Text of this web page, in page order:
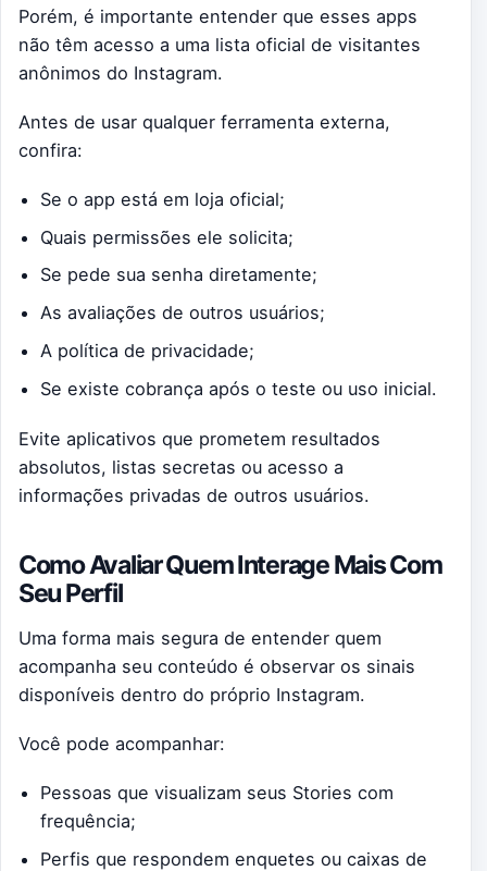
Porém, é importante entender que esses apps
não têm acesso a uma lista oficial de visitantes
anônimos do Instagram.
Antes de usar qualquer ferramenta externa,
confira:
Se o app está em loja oficial;
Quais permissões ele solicita;
Se pede sua senha diretamente;
As avaliações de outros usuários;
A política de privacidade;
Se existe cobrança após o teste ou uso inicial.
Evite aplicativos que prometem resultados
absolutos, listas secretas ou acesso a
informações privadas de outros usuários.
Como Avaliar Quem Interage Mais Com
Seu Perfil
Uma forma mais segura de entender quem
acompanha seu conteúdo é observar os sinais
disponíveis dentro do próprio Instagram.
Você pode acompanhar:
Pessoas que visualizam seus Stories com
frequência;
Perfis que respondem enquetes ou caixas de